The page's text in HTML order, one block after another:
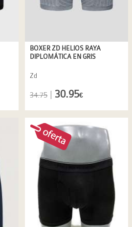
BOXER ZD HELIOS RAYA
DIPLOMÁTICA EN GRIS
Zd
34.75 | 30.95€